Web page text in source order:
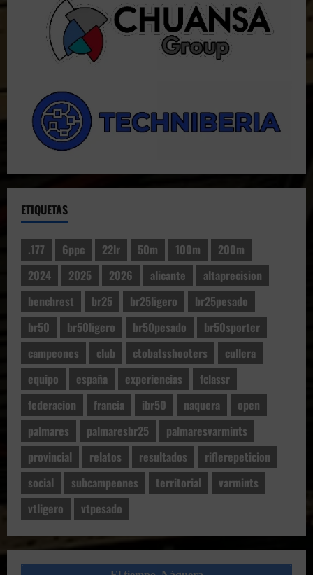
ETIQUETAS
.177 6ppc 22lr 50m 100m
200m
2024
2025 2026 alicante
altaprecision
benchrest
br25 br25ligero
br25pesado
br50
br50ligero br50pesado
br50sporter
campeones
club ctobatsshooters
cullera
equipo
españa experiencias
fclassr
federacion
francia ibr50 naquera
open
palmares
palmaresbr25
palmaresvarmints
provincial
relatos resultados
riflerepeticion
social
subcampeones territorial
varmints
vtligero
vtpesado